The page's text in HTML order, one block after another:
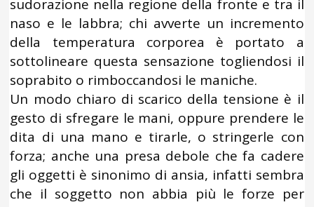
sudorazione nella regione della fronte e tra il
naso e le labbra; chi avverte un incremento
della temperatura corporea è portato a
sottolineare questa sensazione togliendosi il
soprabito o rimboccandosi le maniche.
Un modo chiaro di scarico della tensione è il
gesto di sfregare le mani, oppure prendere le
dita di una mano e tirarle, o stringerle con
forza; anche una presa debole che fa cadere
gli oggetti è sinonimo di ansia, infatti sembra
che il soggetto non abbia più le forze per